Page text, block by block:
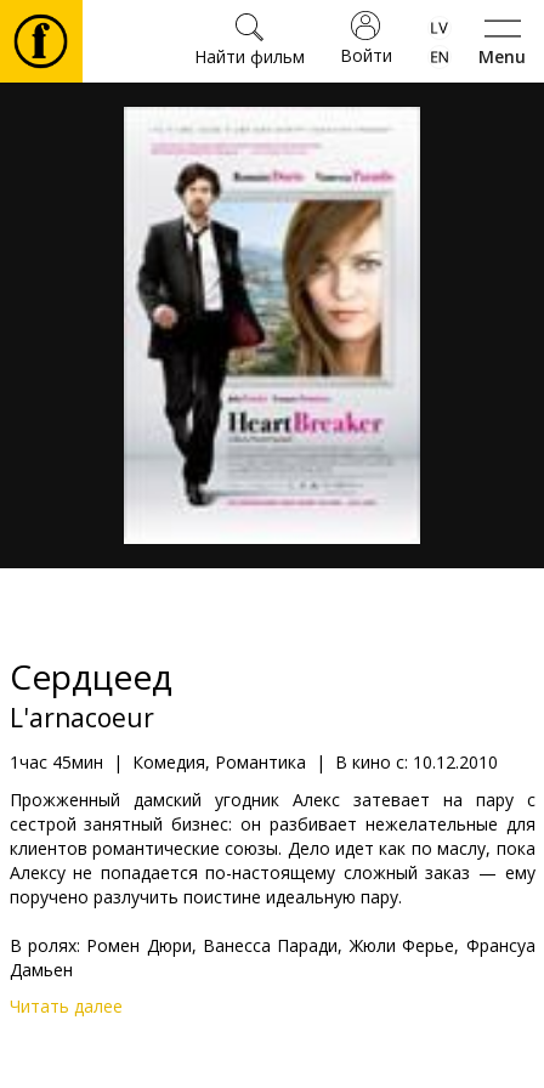
Menu
Войти
Найти фильм
Фильмы
Культура
Мероприятия
Кинозакуски
Клуб
Сердцеед
L'arnacoeur
1час 45мин | Комедия, Романтика | В кино с: 10.12.2010
Прожженный дамский угодник Алекс затевает на пару с
сестрой занятный бизнес: он разбивает нежелательные для
клиентов романтические союзы. Дело идет как по маслу, пока
Алексу не попадается по-настоящему сложный заказ — ему
поручено разлучить поистине идеальную пару.
В ролях: Ромен Дюри, Ванесса Паради, Жюли Ферье, Франсуа
Дамьен
Режиссер: Паскаль Чамейл
Читать далее